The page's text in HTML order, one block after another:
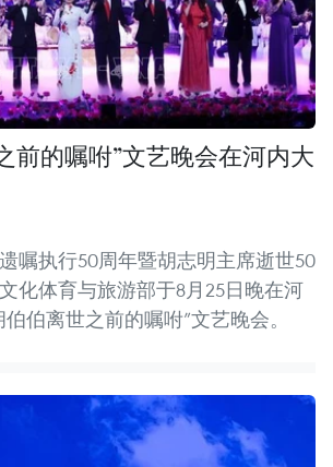
前的嘱咐”文艺晚会在河内大
嘱执行50周年暨胡志明主席逝世50
化体育与旅游部于8月25日晚在河
伯离世之前的嘱咐”文艺晚会。